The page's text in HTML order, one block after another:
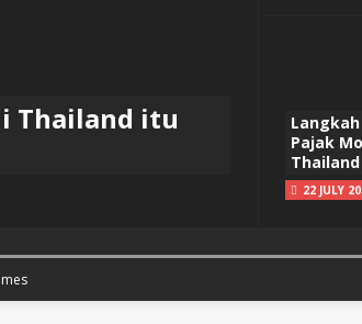
Thailand itu
Pajak
Thailand
22 JULY